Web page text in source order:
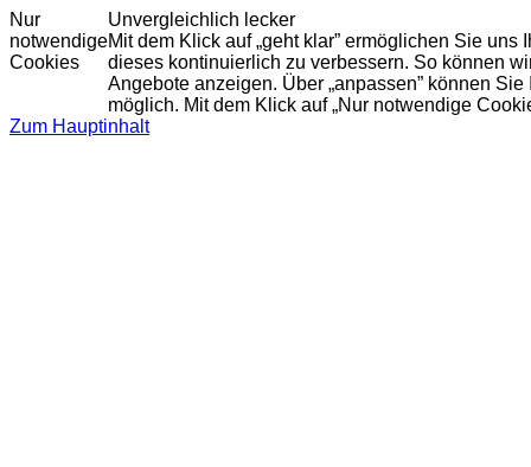
Nur
notwendige
Cookies
Unvergleichlich lecker
Mit dem Klick auf „geht klar” ermöglichen Sie
dieses kontinuierlich zu verbessern. So können
Angebote anzeigen. Über „anpassen” können
möglich. Mit dem Klick auf „Nur notwendige
Zum Hauptinhalt